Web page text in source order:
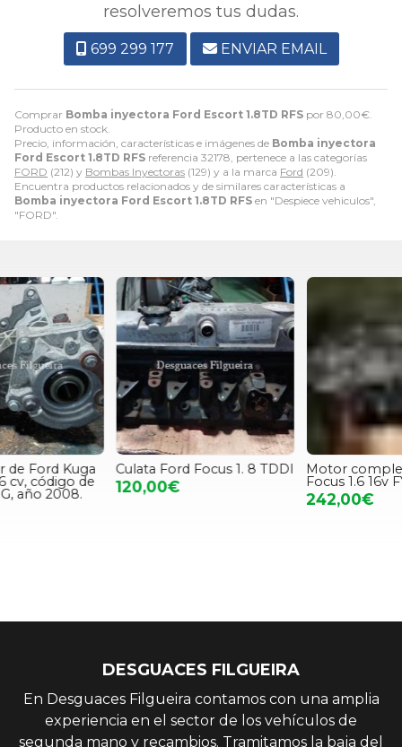
Comprar Bomba inyectora Ford Escort 1.8TD RFS por 80,00€
Producto en stock.
Precio, información, características e imágenes de Bomba inyectora
Ford Escort 1.8TD RFS referencia 32178, pertenece a las categorías
FORD (212) y Bombas Inyectoras (129) y a la marca Ford (209).
Encuentra productos relacionados y de similares características a
Bomba inyectora Ford Escort 1.8TD RFS en "Despiece vehiculos",
"FORD".
resolveremos tus dudas.
699 299 177 ENVIAR EMAIL
Culata Ford Focus 1. 8 TDDI
120,00€
Motor completo Ford
Focus 1.6 16v FYDA
DESGUACES FILGUEIRA
En Desguaces Filgueira contamos con una amplia
experiencia en el sector de los vehículos de
segunda mano y recambios. Tramitamos la baja del